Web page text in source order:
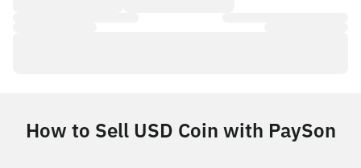
How to Sell USD Coin with PaySon